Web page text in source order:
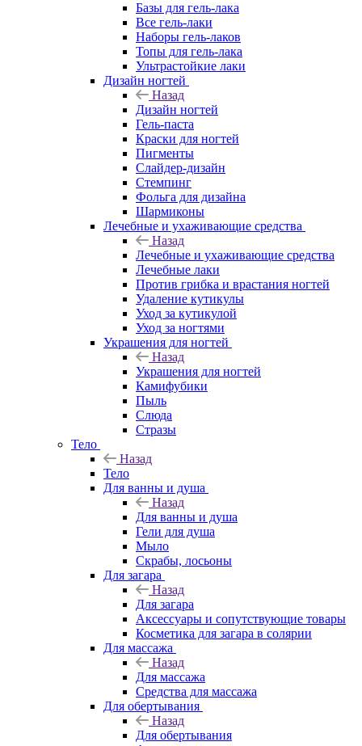
Базы для гель-лака
Все гель-лаки
Наборы гель-лаков
Топы для гель-лака
Ультрастойкие лаки
Дизайн ногтей
Назад
Дизайн ногтей
Гель-паста
Краски для ногтей
Пигменты
Слайдер-дизайн
Стемпинг
Фольга для дизайна
Шармиконы
Лечебные и ухаживающие средства
Назад
Лечебные и ухаживающие средства
Лечебные лаки
Против грибка и врастания ногтей
Удаление кутикулы
Уход за кутикулой
Уход за ногтями
Украшения для ногтей
Назад
Украшения для ногтей
Камифубики
Пыль
Слюда
Стразы
Тело
Назад
Тело
Для ванны и душа
Назад
Для ванны и душа
Гели для душа
Мыло
Скрабы, лосьоны
Для загара
Назад
Для загара
Аксессуары и сопутствующие товары
Косметика для загара в солярии
Для массажа
Назад
Для массажа
Средства для массажа
Для обертывания
Назад
Для обертывания